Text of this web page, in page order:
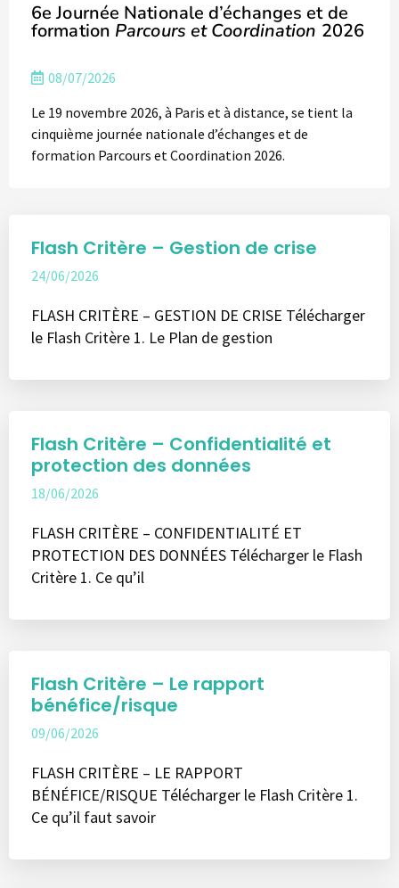
6e Journée Nationale d’échanges et de
formation Parcours et Coordination 2026
08/07/2026
Le 19 novembre 2026, à Paris et à distance, se tient la
cinquième journée nationale d’échanges et de
formation Parcours et Coordination 2026.
Flash Critère – Gestion de crise
24/06/2026
FLASH CRITÈRE – GESTION DE CRISE Télécharger
le Flash Critère 1. Le Plan de gestion
Flash Critère – Confidentialité et
protection des données
18/06/2026
FLASH CRITÈRE – CONFIDENTIALITÉ ET
PROTECTION DES DONNÉES Télécharger le Flash
Critère 1. Ce qu’il
Flash Critère – Le rapport
bénéfice/risque
09/06/2026
FLASH CRITÈRE – LE RAPPORT
BÉNÉFICE/RISQUE Télécharger le Flash Critère 1.
Ce qu’il faut savoir